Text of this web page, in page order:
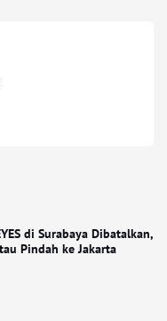
di Surabaya Dibatalkan,
Pindah ke Jakarta